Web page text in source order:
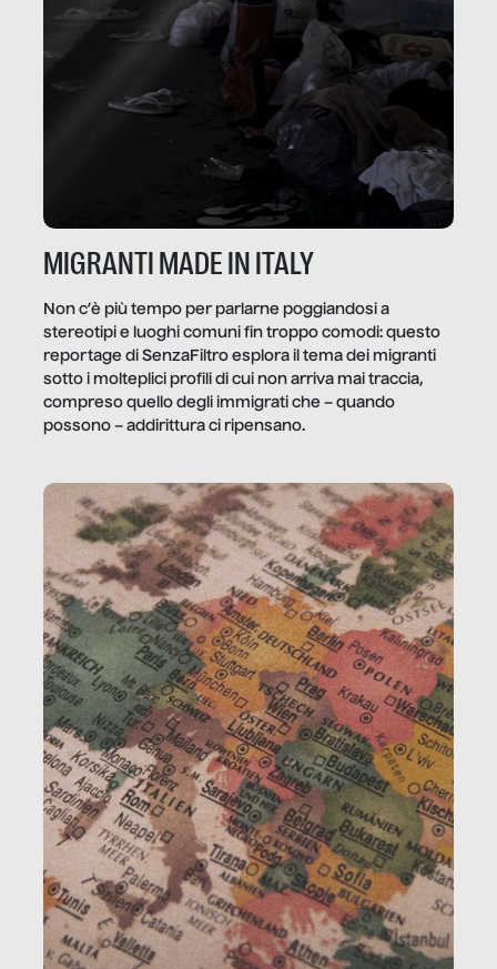
MIGRANTI MADE IN ITALY
Non c’è più tempo per parlarne poggiandosi a
stereotipi e luoghi comuni fin troppo comodi: questo
reportage di SenzaFiltro esplora il tema dei migranti
sotto i molteplici profili di cui non arriva mai traccia,
compreso quello degli immigrati che – quando
possono – addirittura ci ripensano.